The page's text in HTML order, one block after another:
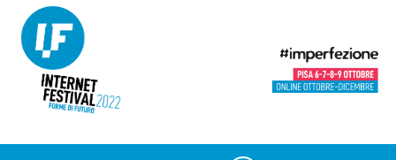
content